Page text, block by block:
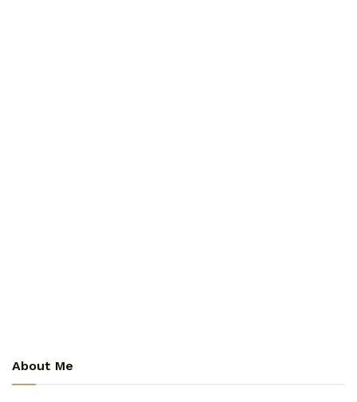
About Me